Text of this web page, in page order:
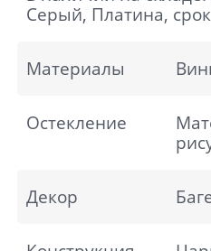
Серый, Платина,
Материалы
Остекление
Декор